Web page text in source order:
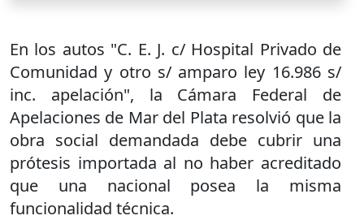
En los autos "C. E. J. c/ Hospital Privado de
Comunidad y otro s/ amparo ley 16.986 s/
inc. apelación", la Cámara Federal de
Apelaciones de Mar del Plata resolvió que la
obra social demandada debe cubrir una
prótesis importada al no haber acreditado
que una nacional posea la misma
funcionalidad técnica.